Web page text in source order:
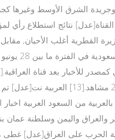
ذكر عدد من الباحثين أن قناة العربية
كانت المغرب والجزائر والعراق
تغطية الحرب على